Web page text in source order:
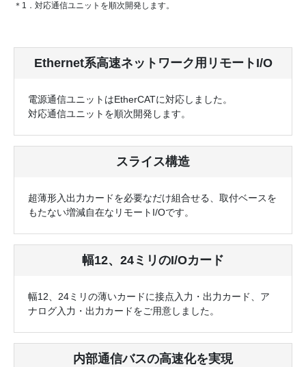
＊1．対応通信ユニットを順次開発します。
Ethernet系高速ネットワーク用リモートI/O
電源通信ユニットはEtherCATに対応しました。
対応通信ユニットを順次開発します。
スライス構造
超薄形入出力カードを必要なだけ組合せる、取付ベースを
もたない増減自在なリモートI/Oです。
幅12、24ミリのI/Oカード
幅12、24ミリの薄いカードに接点入力・出力カード、ア
ナログ入力・出力カードをご用意しました。
内部通信バスの高速化を実現